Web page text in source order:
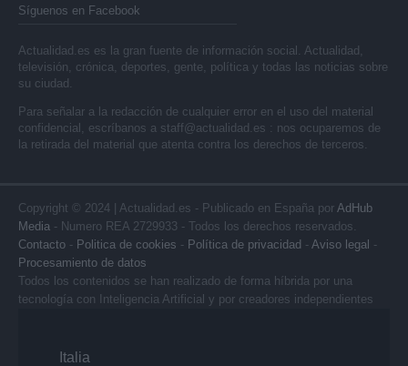
Síguenos en Facebook
Actualidad.es es la gran fuente de información social. Actualidad,
televisión, crónica, deportes, gente, política y todas las noticias sobre
su ciudad.
Para señalar a la redacción de cualquier error en el uso del material
confidencial, escríbanos a staff@actualidad.es : nos ocuparemos de
la retirada del material que atenta contra los derechos de terceros.
Copyright © 2024 | Actualidad.es - Publicado en España por AdHub
Media - Numero REA 2729933 - Todos los derechos reservados.
Contacto - Politica de cookies - Política de privacidad - Aviso legal -
Procesamiento de datos
Todos los contenidos se han realizado de forma híbrida por una
tecnología con Inteligencia Artificial y por creadores independientes
Italia